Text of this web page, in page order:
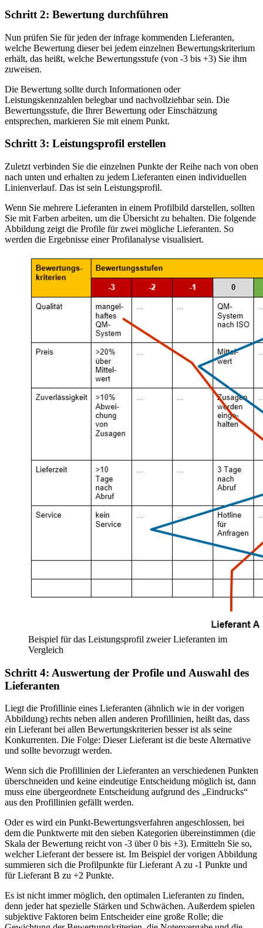
Schritt 2: Bewertung durchführen
Nun prüfen Sie für jeden der infrage kommenden Lieferanten,
welche Bewertung dieser bei jedem einzelnen Bewertungskriterium
erhält, das heißt, welche Bewertungsstufe (von -3 bis +3) Sie ihm
zuweisen.
Die Bewertung sollte durch Informationen oder
Leistungskennzahlen belegbar und nachvollziehbar sein. Die
Bewertungsstufe, die Ihrer Bewertung oder Einschätzung
entsprechen, markieren Sie mit einem Punkt.
Schritt 3: Leistungsprofil erstellen
Zuletzt verbinden Sie die einzelnen Punkte der Reihe nach von oben
nach unten und erhalten zu jedem Lieferanten einen individuellen
Linienverlauf. Das ist sein Leistungsprofil.
Wenn Sie mehrere Lieferanten in einem Profilbild darstellen, sollten
Sie mit Farben arbeiten, um die Übersicht zu behalten. Die folgende
Abbildung zeigt die Profile für zwei mögliche Lieferanten. So
werden die Ergebnisse einer Profilanalyse visualisiert.
Beispiel für das Leistungsprofil zweier Lieferanten im
Vergleich
Schritt 4: Auswertung der Profile und Auswahl des
Lieferanten
Liegt die Profillinie eines Lieferanten (ähnlich wie in der vorigen
Abbildung) rechts neben allen anderen Profillinien, heißt das, dass
ein Lieferant bei allen Bewertungskriterien besser ist als seine
Konkurrenten. Die Folge: Dieser Lieferant ist die beste Alternative
und sollte bevorzugt werden.
Wenn sich die Profillinien der Lieferanten an verschiedenen Punkten
überschneiden und keine eindeutige Entscheidung möglich ist, dann
muss eine übergeordnete Entscheidung aufgrund des „Eindrucks“
aus den Profillinien gefällt werden.
Oder es wird ein Punkt-Bewertungsverfahren angeschlossen, bei
dem die Punktwerte mit den sieben Kategorien übereinstimmen (die
Skala der Bewertung reicht von -3 über 0 bis +3). Ermitteln Sie so,
welcher Lieferant der bessere ist. Im Beispiel der vorigen Abbildung
summieren sich die Profilpunkte für Lieferant A zu -1 Punkte und
für Lieferant B zu +2 Punkte.
Es ist nicht immer möglich, den optimalen Lieferanten zu finden,
denn jeder hat spezielle Stärken und Schwächen. Außerdem spielen
subjektive Faktoren beim Entscheider eine große Rolle; die